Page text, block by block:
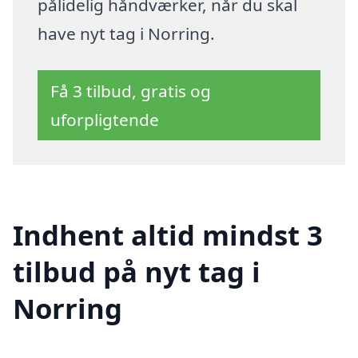
pålidelig håndværker, når du skal
have nyt tag i Norring.
Få 3 tilbud, gratis og
uforpligtende
Indhent altid mindst 3
tilbud på nyt tag i
Norring